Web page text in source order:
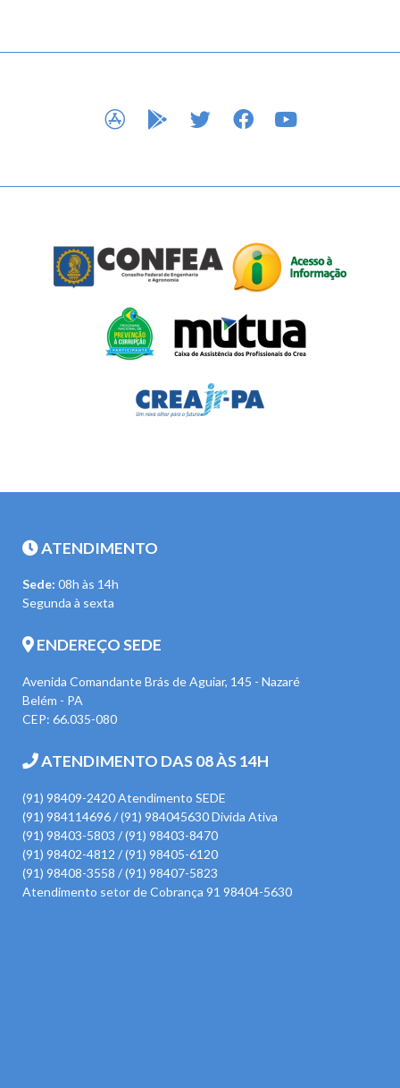
APP STOREGOOGLE PLAY
TWITTERFACEBOOK
ATENDIMENTO
Sede: 08h às 14h
Segunda à sexta
ENDEREÇO SEDE
Avenida Comandante Brás de Aguiar, 145 - Nazaré
Belém - PA
CEP: 66.035-080
ATENDIMENTO DAS 08 ÀS 14H
(91) 98409-2420 Atendimento SEDE
(91) 984114696 / (91) 984045630 Divida Ativa
(91) 98403-5803 / (91) 98403-8470
(91) 98402-4812 / (91) 98405-6120
(91) 98408-3558 / (91) 98407-5823
Atendimento setor de Cobrança 91 98404-5630